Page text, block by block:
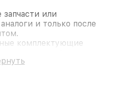
или
и только после
комплектующие
мы бесплатно